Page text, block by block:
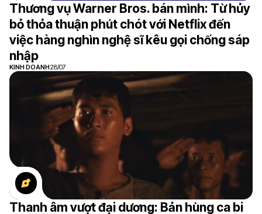
Thương vụ Warner Bros. bán mình: Từ hủy
bỏ thỏa thuận phút chót với Netflix đến
việc hàng nghìn nghệ sĩ kêu gọi chống sáp
nhập
KINH DOANH28/07
Thanh âm vượt đại dương: Bản hùng ca bi